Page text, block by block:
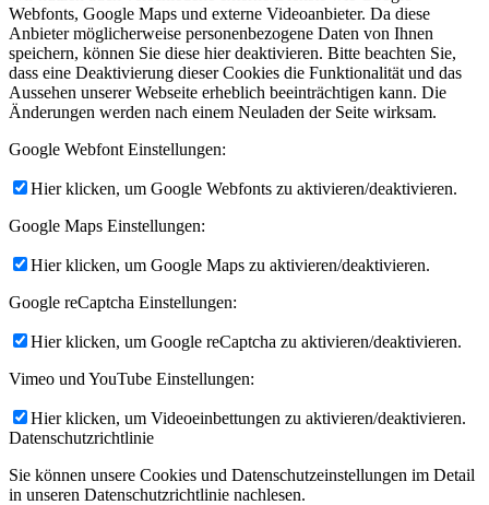
Webfonts, Google Maps und externe Videoanbieter. Da diese
Anbieter möglicherweise personenbezogene Daten von Ihnen
speichern, können Sie diese hier deaktivieren. Bitte beachten Sie,
dass eine Deaktivierung dieser Cookies die Funktionalität und das
Aussehen unserer Webseite erheblich beeinträchtigen kann. Die
Änderungen werden nach einem Neuladen der Seite wirksam.
Google Webfont Einstellungen:
Hier klicken, um Google Webfonts zu aktivieren/deaktivieren.
Google Maps Einstellungen:
Hier klicken, um Google Maps zu aktivieren/deaktivieren.
Google reCaptcha Einstellungen:
Hier klicken, um Google reCaptcha zu aktivieren/deaktivieren.
Vimeo und YouTube Einstellungen:
Hier klicken, um Videoeinbettungen zu aktivieren/deaktivieren.
Datenschutzrichtlinie
Sie können unsere Cookies und Datenschutzeinstellungen im Detail
in unseren Datenschutzrichtlinie nachlesen.